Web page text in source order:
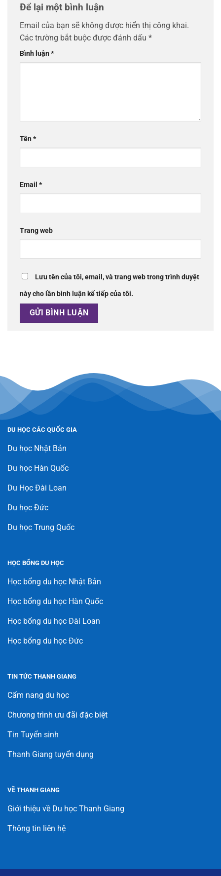
Để lại một bình luận
Email của bạn sẽ không được hiển thị công khai.
Các trường bắt buộc được đánh dấu *
Bình luận*
Tên*
Email *
Trang web
Lưu tên của tôi, email, và trang web trong trình duyệt
này cho lần bình luận kế tiếp của tôi.
DU HỌC CÁC QUỐC GIA
Du học Nhật Bản
Du học Hàn Quốc
Du Học Đài Loan
Du học Đức
Du học Trung Quốc
HỌC BỔNG DU HỌC
Học bổng du học Nhật Bản
Học bổng du học Hàn Quốc
Học bổng du học Đài Loan
Học bổng du học Đức
TIN TỨC THANH GIANG
Cẩm nang du học
Chương trình ưu đãi đặc biệt
Tin Tuyển sinh
Thanh Giang tuyển dụng
VỀ THANH GIANG
Giới thiệu về Du học Thanh Giang
Thông tin liên hệ